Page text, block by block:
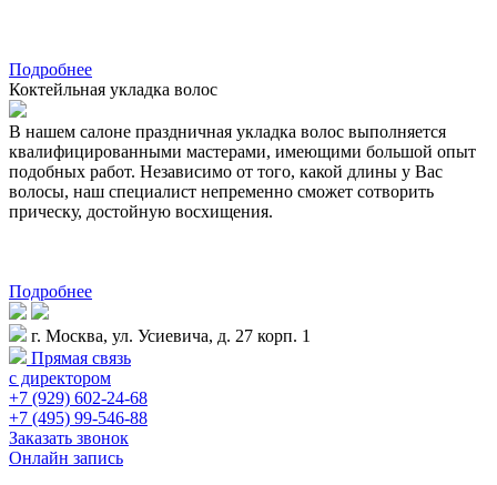
Подробнее
Коктейльная укладка волос
В нашем салоне праздничная укладка волос выполняется
квалифицированными мастерами, имеющими большой опыт
подобных работ. Независимо от того, какой длины у Вас
волосы, наш специалист непременно сможет сотворить
прическу, достойную восхищения.
Подробнее
г. Москва, ул. Усиевича, д. 27 корп. 1
Прямая связь
с директором
+7 (929) 602-24-68
+7 (495) 99-546-88
Заказать звонок
Онлайн запись